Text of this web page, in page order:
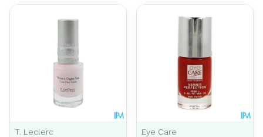
T. Leclerc
Eye Care